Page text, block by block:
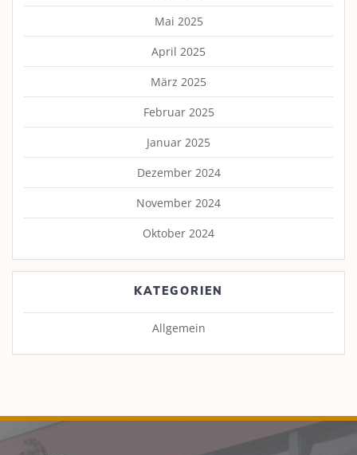
Mai 2025
April 2025
März 2025
Februar 2025
Januar 2025
Dezember 2024
November 2024
Oktober 2024
KATEGORIEN
Allgemein